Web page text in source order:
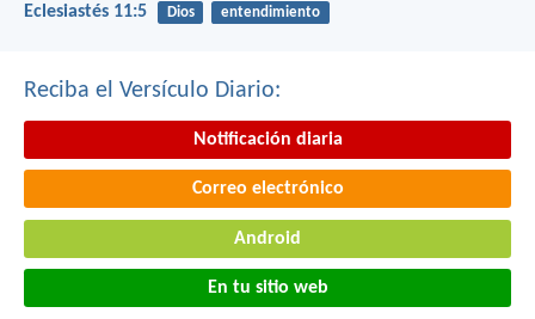
Eclesiastés 11:5 Dios entendimiento
Reciba el Versículo Diario:
Notificación diaria
Correo electrónico
Android
En tu sitio web